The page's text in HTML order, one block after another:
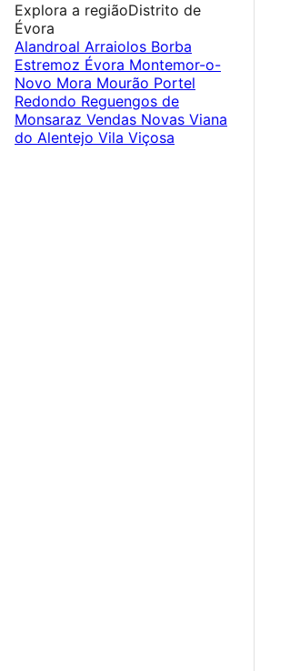
Explora a regiãoDistrito de
Évora
Alandroal Arraiolos Borba
Estremoz Évora Montemor-o-
Novo Mora Mourão Portel
Redondo Reguengos de
Monsaraz Vendas Novas Viana
do Alentejo Vila Viçosa